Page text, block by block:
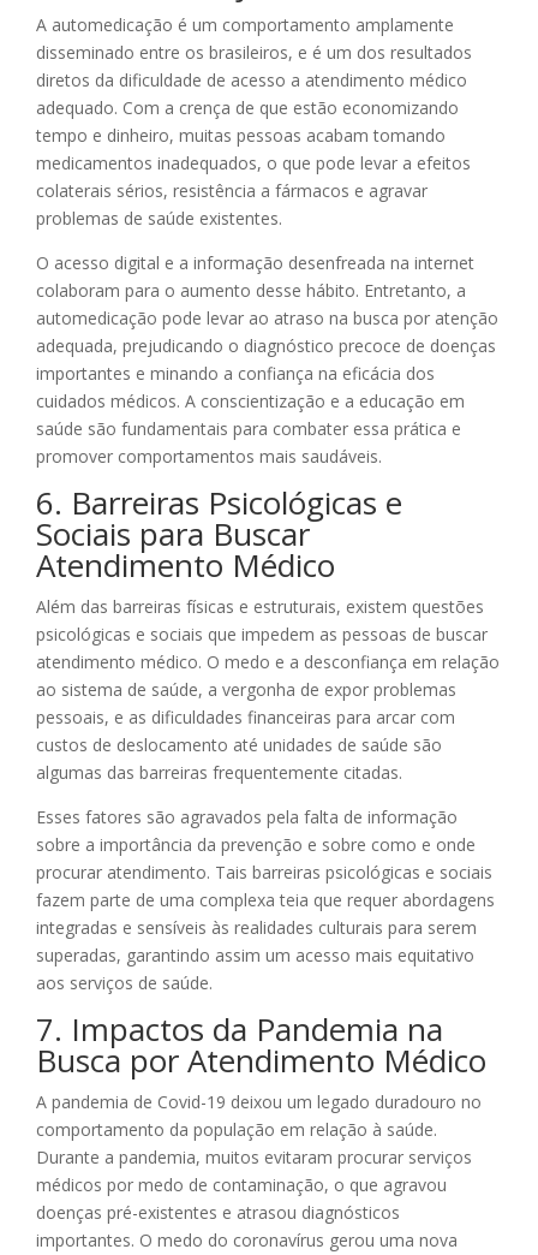
A automedicação é um comportamento amplamente
disseminado entre os brasileiros, e é um dos resultados
diretos da dificuldade de acesso a atendimento médico
adequado. Com a crença de que estão economizando
tempo e dinheiro, muitas pessoas acabam tomando
medicamentos inadequados, o que pode levar a efeitos
colaterais sérios, resistência a fármacos e agravar
problemas de saúde existentes.
O acesso digital e a informação desenfreada na internet
colaboram para o aumento desse hábito. Entretanto, a
automedicação pode levar ao atraso na busca por atenção
adequada, prejudicando o diagnóstico precoce de doenças
importantes e minando a confiança na eficácia dos
cuidados médicos. A conscientização e a educação em
saúde são fundamentais para combater essa prática e
promover comportamentos mais saudáveis.
6. Barreiras Psicológicas e
Sociais para Buscar
Atendimento Médico
Além das barreiras físicas e estruturais, existem questões
psicológicas e sociais que impedem as pessoas de buscar
atendimento médico. O medo e a desconfiança em relação
ao sistema de saúde, a vergonha de expor problemas
pessoais, e as dificuldades financeiras para arcar com
custos de deslocamento até unidades de saúde são
algumas das barreiras frequentemente citadas.
Esses fatores são agravados pela falta de informação
sobre a importância da prevenção e sobre como e onde
procurar atendimento. Tais barreiras psicológicas e sociais
fazem parte de uma complexa teia que requer abordagens
integradas e sensíveis às realidades culturais para serem
superadas, garantindo assim um acesso mais equitativo
aos serviços de saúde.
7. Impactos da Pandemia na
Busca por Atendimento Médico
A pandemia de Covid-19 deixou um legado duradouro no
comportamento da população em relação à saúde.
Durante a pandemia, muitos evitaram procurar serviços
médicos por medo de contaminação, o que agravou
doenças pré-existentes e atrasou diagnósticos
importantes. O medo do coronavírus gerou uma nova